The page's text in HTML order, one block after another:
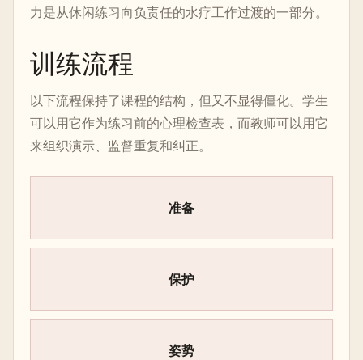
力是从休闲练习向负责任的水疗工作过渡的一部分。
训练流程
以下流程保持了课程的结构，但又不显得僵化。学生
可以用它作为练习前的心理检查表，而教师可以用它
来组织演示、监督重复和纠正。
准备
保护
姿势